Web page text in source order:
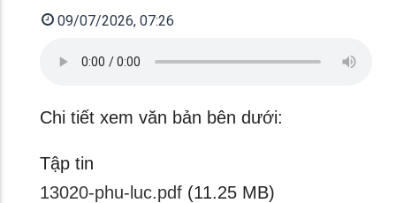
09/07/2026, 07:26
Chi tiết xem văn bản bên dưới:
Tập tin
13020-phu-luc.pdf (11.25 MB)